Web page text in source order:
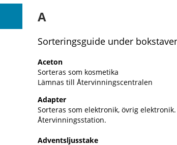
A
Sorteringsguide under
Aceton
Sorteras som kosmetika
Lämnas till Återvinningscentralen
Adapter
Sorteras som elektronik, övrig
Återvinningsstation.
Adventsljusstake